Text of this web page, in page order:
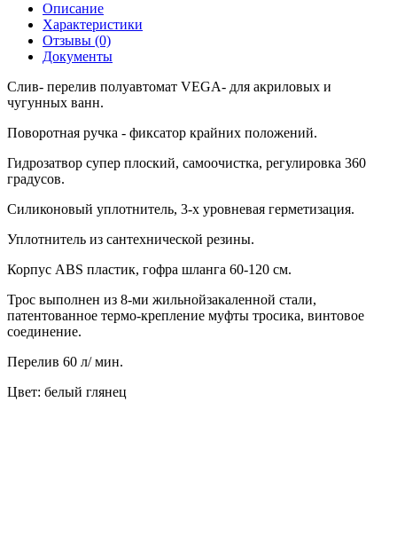
Описание
Характеристики
Отзывы (0)
Документы
Слив- перелив полуавтомат VEGA- для акриловых и
чугунных ванн.
Поворотная ручка - фиксатор крайних положений.
Гидрозатвор супер плоский, самоочистка, регулировка 360
градусов.
Силиконовый уплотнитель, 3-х уровневая герметизация.
Уплотнитель из сантехнической резины.
Корпус ABS пластик, гофра шланга 60-120 см.
Трос выполнен из 8-ми жильнойзакаленной стали,
патентованное термо-крепление муфты тросика, винтовое
соединение.
Перелив 60 л/ мин.
Цвет: белый глянец